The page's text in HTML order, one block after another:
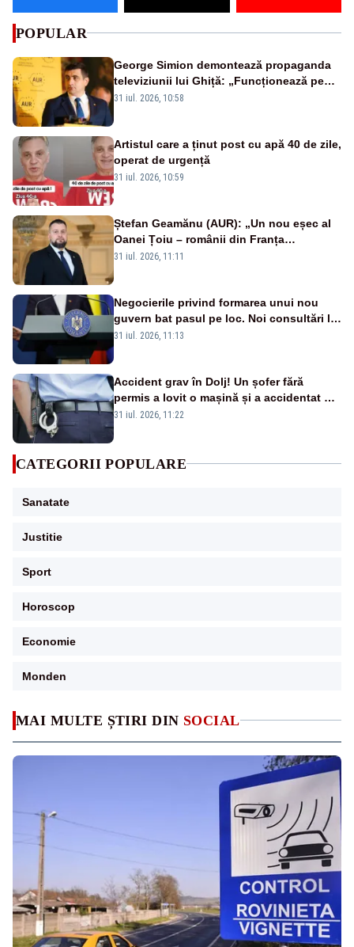
MAI MULTE ȘTIRI DIN SOCIAL
POPULAR
George Simion demontează propaganda
televiziunii lui Ghiță: „Funcționează pe
miliarde luate de la români”
31 iul. 2026, 10:58
Artistul care a ținut post cu apă 40 de zile,
operat de urgență
31 iul. 2026, 10:59
Ștefan Geamănu (AUR): „Un nou eșec al
Oanei Țoiu – românii din Franța
abandonați de propriul minister de
31 iul. 2026, 11:11
Negocierile privind formarea unui nou
guvern bat pasul pe loc. Noi consultări la
Cotroceni, așteptate după mijlocul lunii
31 iul. 2026, 11:13
Accident grav în Dolj! Un șofer fără
permis a lovit o mașină și a accidentat un
copil de 13 ani pe trotuar
31 iul. 2026, 11:22
CATEGORII POPULARE
Sanatate
Justitie
Sport
Horoscop
Economie
Monden